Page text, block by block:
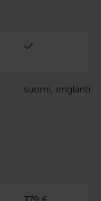
suomi, englanti,